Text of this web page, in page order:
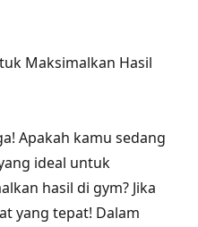
Maksimalkan Hasil
Apakah kamu sedang
ideal untuk
hasil di gym? Jika
yang tepat! Dalam